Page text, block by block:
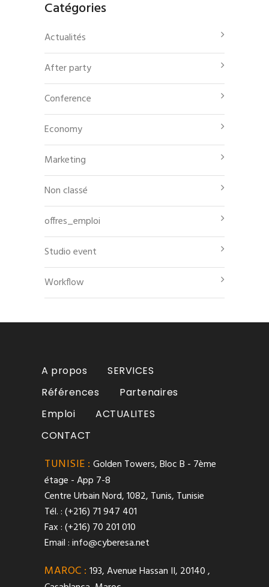
Catégories
Actualités
After party
Conference
Economy
Marketing
Non classé
offres_emploi
Studio event
Workflow
A propos
SERVICES
Références
Partenaires
Emploi
ACTUALITES
CONTACT
TUNISIE : Golden Towers, Bloc B - 7ème
étage - App 7-8
Centre Urbain Nord, 1082, Tunis, Tunisie
Tél. : (+216) 71 947 401
Fax : (+216) 70 201 010
Email :info@cyberesa.net
MAROC : 193, Avenue Hassan II, 20140 ,